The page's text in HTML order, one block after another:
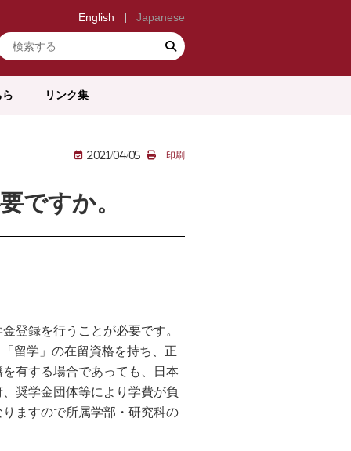
English Japanese
リンク集
2021/04/05 印刷
ですか。
登録を行うことが必要です。
留学」の在留資格を持ち、正
有する場合であっても、日本
奨学金団体等により学費が負
ますので所属学部・研究科の